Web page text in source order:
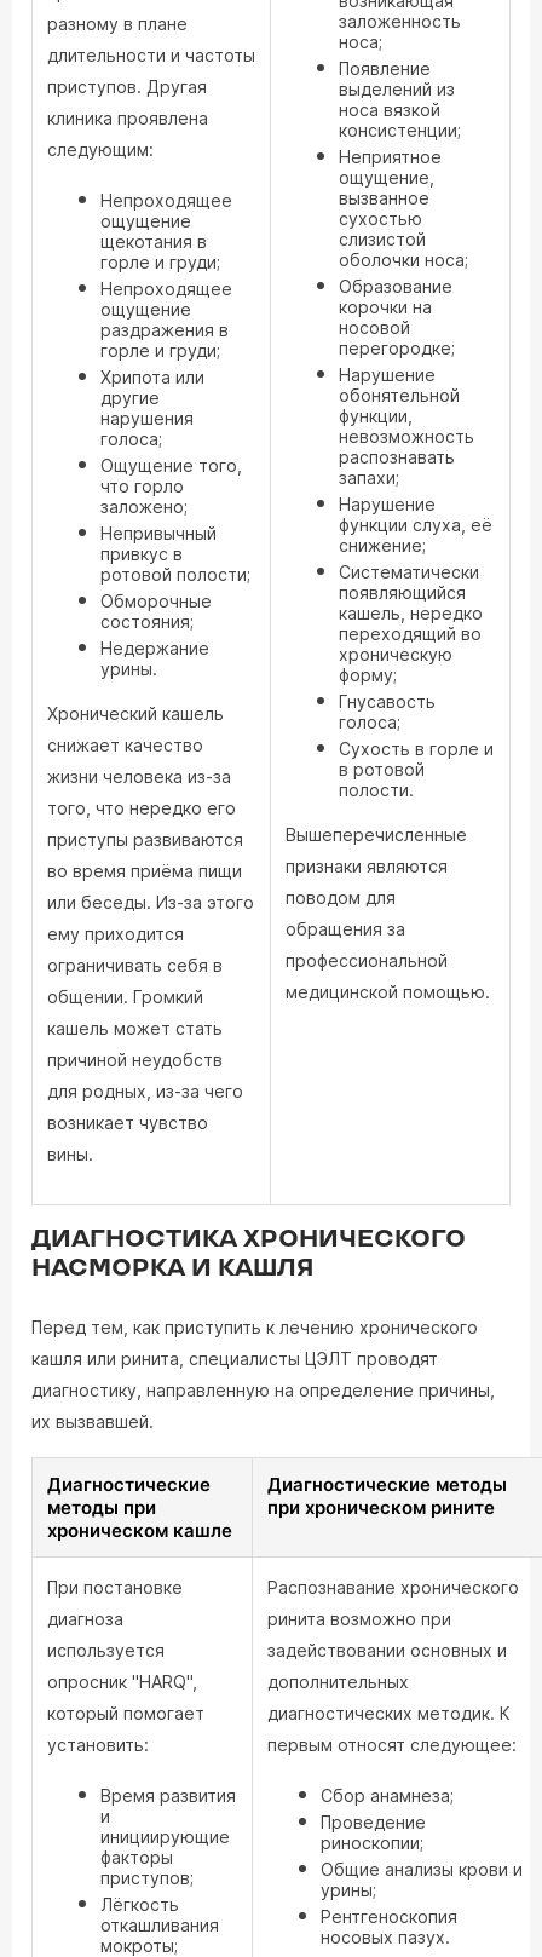
разному в плане
длительности и частоты
приступов. Другая
клиника проявлена
следующим:
Непроходящее
ощущение
щекотания в
горле и груди;
Непроходящее
ощущение
раздражения в
горле и груди;
Хрипота или
другие
нарушения
голоса;
Ощущение того,
что горло
заложено;
Непривычный
привкус в
ротовой полости;
Обморочные
состояния;
Недержание
урины.
Хронический кашель
снижает качество
жизни человека из-за
того, что нередко его
приступы развиваются
во время приёма пищи
или беседы. Из-за этого
ему приходится
ограничивать себя в
общении. Громкий
кашель может стать
причиной неудобств
для родных, из-за чего
возникает чувство
вины.
заложенность
носа;
Появление
выделений из
носа вязкой
консистенции;
Неприятное
ощущение,
вызванное
сухостью
слизистой
оболочки носа;
Образование
корочки на
носовой
перегородке;
Нарушение
обонятельной
функции,
невозможность
распознавать
запахи;
Нарушение
функции слуха, её
снижение;
Систематически
появляющийся
кашель, нередко
переходящий во
хроническую
форму;
Гнусавость
голоса;
Сухость в горле и
в ротовой
полости.
Вышеперечисленные
признаки являются
поводом для
обращения за
профессиональной
медицинской помощью.
ДИАГНОСТИКА ХРОНИЧЕСКОГО
НАСМОРКА И КАШЛЯ
Перед тем, как приступить к лечению хронического
кашля или ринита, специалисты ЦЭЛТ проводят
диагностику, направленную на определение причины,
их вызвавшей.
Диагностические
методы при
хроническом кашле
Диагностические методы
при хроническом рините
При постановке
диагноза
используется
опросник "HARQ",
который помогает
установить:
Время развития
и
инициирующие
факторы
приступов;
Лёгкость
откашливания
мокроты;
Распознавание хронического
ринита возможно при
задействовании основных и
дополнительных
диагностических методик. К
первым относят следующее:
Сбор анамнеза;
Проведение
риноскопии;
Общие анализы крови и
урины;
Рентгеноскопия
носовых пазух.